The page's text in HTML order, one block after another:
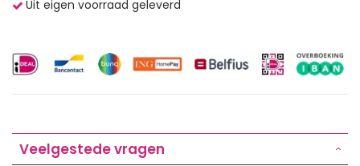
Uit eigen voorraad geleverd
Veelgestede vragen